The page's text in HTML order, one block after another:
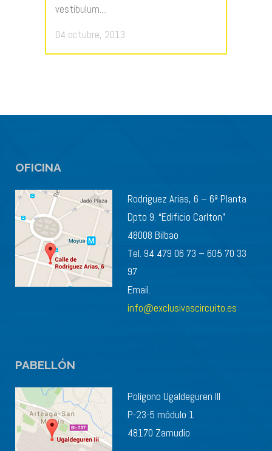
vestibulum....
04 octubre, 2013
OFICINA
Rodriguez Arias, 6 – 6ª Planta
Dpto 9. “Edificio Carlton”
48008 Bilbao
Tel. 94 479 06 73 – 605 70 33
97
Email.
info@exclusivascircuito.es
PABELLÓN
Polígono Ugaldeguren III
P-23-5 módulo 1
48170 Zamudio